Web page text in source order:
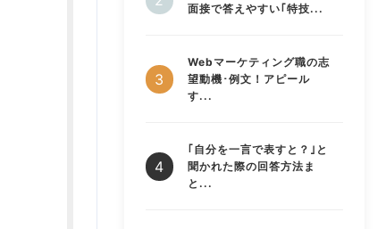
面接で答えやすい｢特技...
Webマーケティング職の志
望動機･例文！アピール
す...
｢自分を一言で表すと？｣と
聞かれた際の回答方法ま
と...